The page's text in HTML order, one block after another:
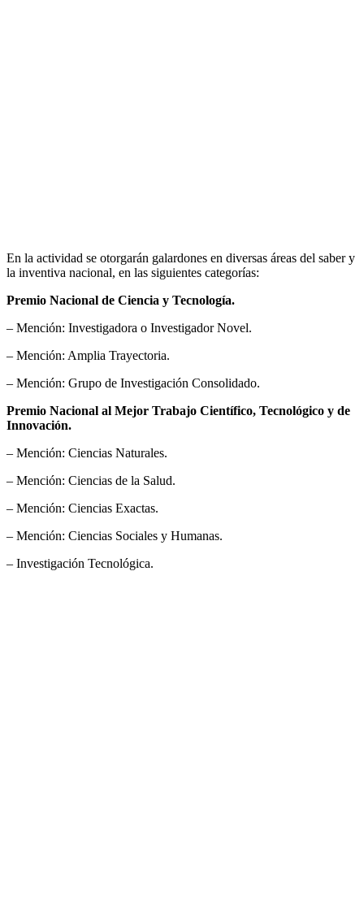
En la actividad se otorgarán galardones en diversas áreas del saber y
la inventiva nacional, en las siguientes categorías:
Premio Nacional de Ciencia y Tecnología.
– Mención: Investigadora o Investigador Novel.
– Mención: Amplia Trayectoria.
– Mención: Grupo de Investigación Consolidado.
Premio Nacional al Mejor Trabajo Científico, Tecnológico y de
Innovación.
– Mención: Ciencias Naturales.
– Mención: Ciencias de la Salud.
– Mención: Ciencias Exactas.
– Mención: Ciencias Sociales y Humanas.
– Investigación Tecnológica.